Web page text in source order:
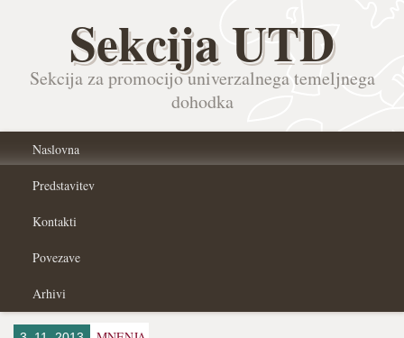
Sekcija UTD
Sekcija za promocijo univerzalnega temeljnega
dohodka
Naslovna
Predstavitev
Kontakti
Povezave
Arhivi